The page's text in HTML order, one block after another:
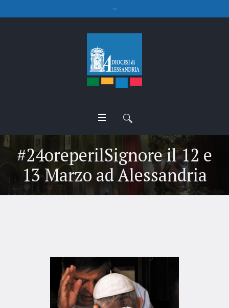
#24oreperilSignore il 12 e
13 Marzo ad Alessandria